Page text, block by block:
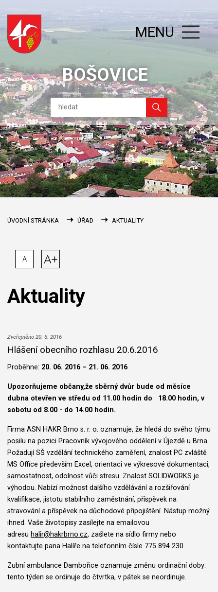
BOŠOVICE
MENU
ÚVODNÍ STRÁNKA ÚŘAD AKTUALITY
A A+
Aktuality
Zveřejněno 20. 6. 2016
Hlášení obecního rozhlasu 20.6.2016
Proběhne: 20. 06. 2016 – 21. 06. 2016
Upozorňujeme občany,že sběrný dvůr bude od měsíce
dubna otevřen ve středu od 11.00 hodin do 18.00 hodin, v
sobotu od 8.00 - do 14.00 hodin.
Firma ASN HAKR Brno s. r. o. oznamuje, že hledá do svého týmu
posilu na pozici Pracovník vývojového oddělení v Újezdě u Brna.
Požadují SŠ vzdělání technického zaměření, znalost PC zvláště
MS Office především Excel, orientaci ve výkresové dokumentaci,
samostatnost, odolnost vůči stresu. Znalost SOLIDWORKS je
výhodou. Nabízí možnost dalšího vzdělávání a rozšiřování
kvalifikace, jistotu stabilního zaměstnání, příspěvek na
stravování a příspěvek na důchodové připojištění. Nástup možný
ihned. Vaše životopisy zasílejte na emailovou
adresu halir@hakrbrno.cz, zašlete na sídlo firmy nebo
kontaktujte pana Halíře na telefonním čísle 775 894 230.
Zubní ambulance Dambořice oznamuje změnu ordinační doby:
tento týden se ordinuje do čtvrtka, v pátek se neordinuje.